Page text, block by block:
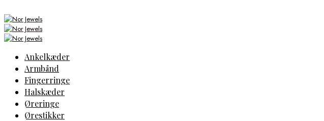
Ankelkæder
Armbånd
Fingerringe
Halskæder
Øreringe
Ørestikker